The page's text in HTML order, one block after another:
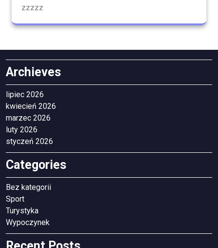
zzzzz
Archieves
lipiec 2026
kwiecień 2026
marzec 2026
luty 2026
styczeń 2026
Categories
Bez kategorii
Sport
Turystyka
Wypoczynek